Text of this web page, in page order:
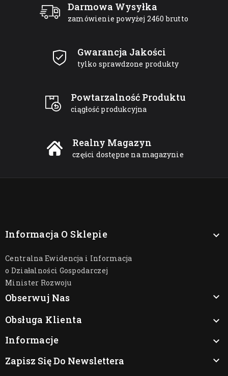
Darmowa Wysyłka
zamówienie powyżej 2460 brutto
Gwarancja Jakości
tylko sprawdzone produkty
Powtarzalność Produktu
ciągłość produkcyjna
Realny Magazyn
części dostępne na magazynie
Informacja O Sklepie 
Centralna Ewidencja i Informacja
o Działalności Gospodarczej
Minister Rozwoju
Obserwuj Nas

Obsługa Klienta

Informacje

Zapisz Się Do Newslettera
